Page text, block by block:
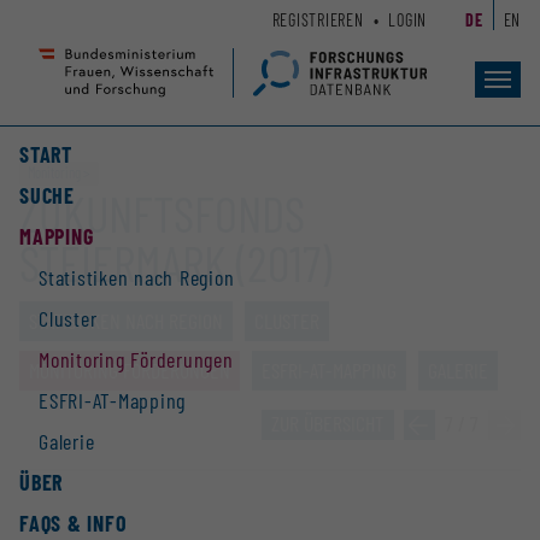
Seiteninhalt
Accesskey
Hauptnavigation
Accesskey
START
SUCHE
MAPPING
Statistiken nach Region
Cluster
Monitoring Förderungen
ESFRI-AT-Mapping
Galerie
ÜBER
FAQS & INFO
REGISTRIEREN LOGIN DE EN
ZUKUNFTSFONDS
STEIERMARK (2017)
STATISTIKEN NACH REGION
MONITORING FÖRDERUNGEN